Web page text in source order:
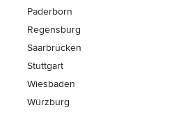
Paderborn
Regensburg
Saarbrücken
Stuttgart
Wiesbaden
Würzburg